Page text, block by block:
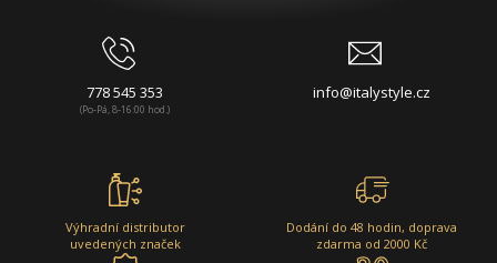
778 545 353
(Po-Pá, 8-16:00 hod.)
info@italystyle.cz
Výhradní distributor
uvedených značek
Dodání do 48 hodin, doprava
zdarma od 2000 Kč